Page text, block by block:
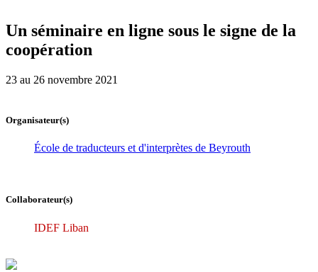
Un séminaire en ligne sous le signe de la
coopération
23 au 26 novembre 2021
Organisateur(s)
École de traducteurs et d'interprètes de Beyrouth
Collaborateur(s)
IDEF Liban